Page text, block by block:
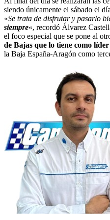
siendo únicamente el sábado el
«Se trata de disfrutar y pasarlo
siempre«, recordó Álvarez
el foco especial que se pone al
de Bajas que lo tiene como líder
la Baja España-Aragón como